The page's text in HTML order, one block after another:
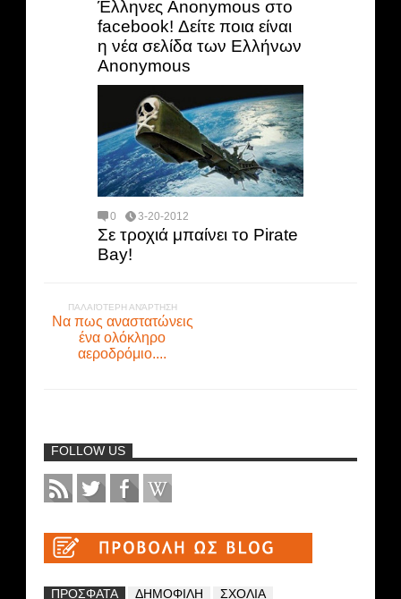
Έλληνες Anonymous στο
facebook! Δείτε ποια είναι
η νέα σελίδα των Ελλήνων
Anonymous
0 3-20-2012
Σε τροχιά μπαίνει το Pirate
Bay!
ΠΑΛΑΙΌΤΕΡΗ ΑΝΆΡΤΗΣΗ
Να πως αναστατώνεις
ένα ολόκληρο
αεροδρόμιο....
FOLLOW US
ΠΡΟΣΦΑΤΑ ΔΗΜΟΦΙΛΗ
ΣΧΟΛΙΑ